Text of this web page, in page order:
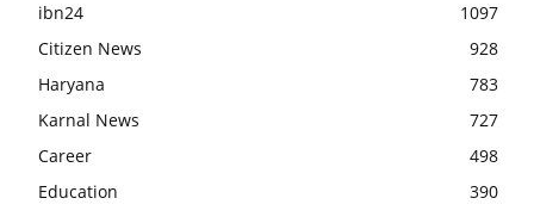
ibn24
1097
Citizen News
928
Haryana
783
Karnal News
727
Career
498
Education
390